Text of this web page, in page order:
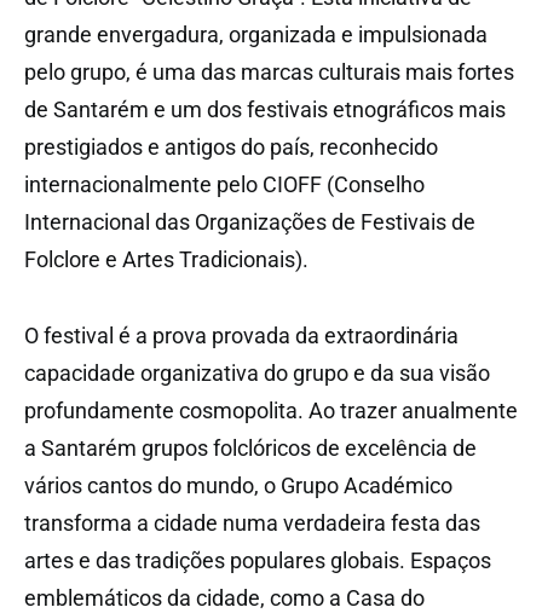
grande envergadura, organizada e impulsionada
pelo grupo, é uma das marcas culturais mais fortes
de Santarém e um dos festivais etnográficos mais
prestigiados e antigos do país, reconhecido
internacionalmente pelo CIOFF (Conselho
Internacional das Organizações de Festivais de
Folclore e Artes Tradicionais).
O festival é a prova provada da extraordinária
capacidade organizativa do grupo e da sua visão
profundamente cosmopolita. Ao trazer anualmente
a Santarém grupos folclóricos de excelência de
vários cantos do mundo, o Grupo Académico
transforma a cidade numa verdadeira festa das
artes e das tradições populares globais. Espaços
emblemáticos da cidade, como a Casa do